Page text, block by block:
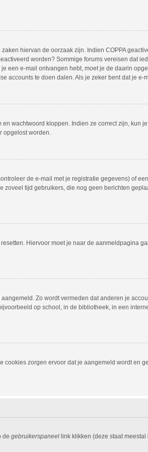
hiervan de oorzaak zijn. Indien COPPA
worden? Sommige forums vereisen dat
e-mail ontvangen hebt, moet je de daarin
te doen dalen. Als je zeker bent dat je
wachtwoord kloppen. Indien ze correct zijn, kun
opgelost worden.
de e-mail met je registratie gegevens) of
tijd gebruikers, die nog geen berichten
Hiervoor moet je naar de aanmeldpagina
Zo wordt vermeden dat anderen je
op school, in de bibliotheek, in een
zorgen ervoor dat je aangemeld wordt en
de gebruikerspaneellink klikken (deze staat